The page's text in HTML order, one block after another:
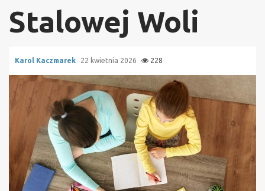
Stalowej Woli
Karol Kaczmarek 22 kwietnia 2026 228